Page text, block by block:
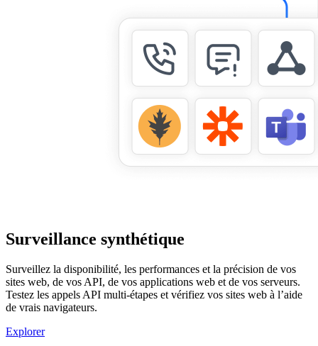
Surveillance synthétique
Surveillez la disponibilité, les performances et la précision de vos
sites web, de vos API, de vos applications web et de vos serveurs.
Testez les appels API multi-étapes et vérifiez vos sites web à l’aide
de vrais navigateurs.
Explorer